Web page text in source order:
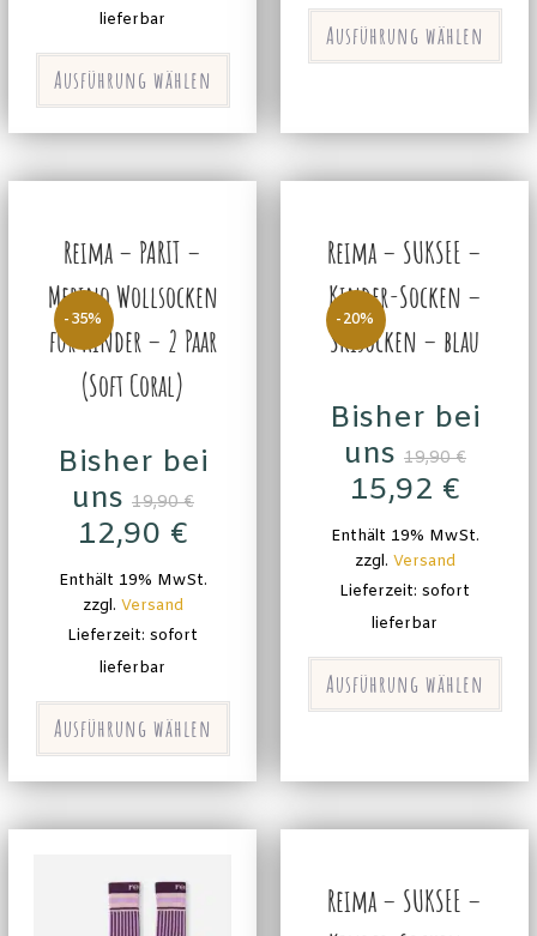
lieferbar
Ausführung wählen
Ausführung wählen
-35%
Reima – PARIT –
Merino Wollsocken
für Kinder – 2 Paar
(Soft Coral)
Bisher bei
uns 19,90€
12,90 €
Enthält 19% MwSt.
zzgl. Versand
Lieferzeit: sofort
lieferbar
Ausführung wählen
-20%
Reima – SUKSEE –
Kinder-Socken –
Skisocken – blau
Bisher bei
uns 19,90€
15,92 €
Enthält 19% MwSt.
zzgl. Versand
Lieferzeit: sofort
lieferbar
Ausführung wählen
Reima – SUKSEE –